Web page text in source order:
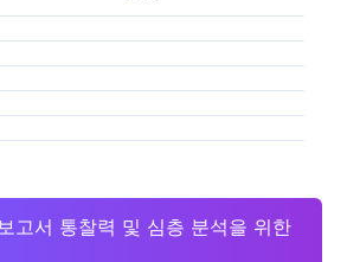
고서 통찰력 및 심층 분석을 위한